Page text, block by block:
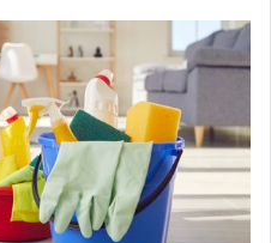
in sicer z eno napako, ki ste jo